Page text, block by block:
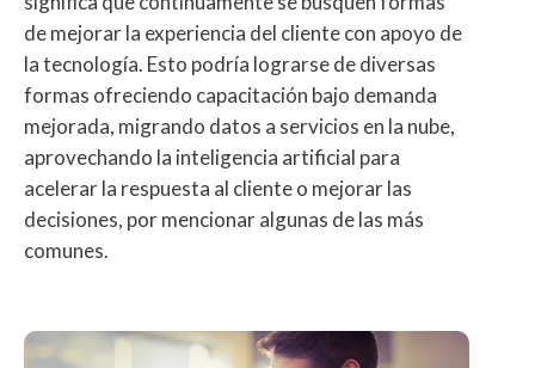
de mejorar la experiencia del cliente con apoyo de
la tecnología. Esto podría lograrse de diversas
formas ofreciendo capacitación bajo demanda
mejorada, migrando datos a servicios en la nube,
aprovechando la inteligencia artificial para
acelerar la respuesta al cliente o mejorar las
decisiones, por mencionar algunas de las más
comunes.